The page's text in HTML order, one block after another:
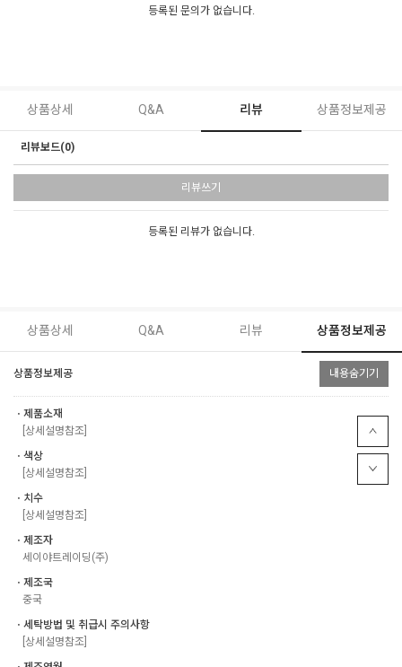
등록된 문의가 없습니다.
상품상세 Q&A 리뷰 상품정보제공
리뷰보드(0)
리뷰쓰기
등록된 리뷰가 없습니다.
상품상세 Q&A 리뷰 상품정보제공
상품정보제공 내용숨기기
ㆍ제품소재
[상세설명참조]
ㆍ색상
[상세설명참조]
ㆍ치수
[상세설명참조]
ㆍ제조자
세이야트레이딩(주)
ㆍ제조국
중국
ㆍ세탁방법 및 취급시 주의사항
[상세설명참조]